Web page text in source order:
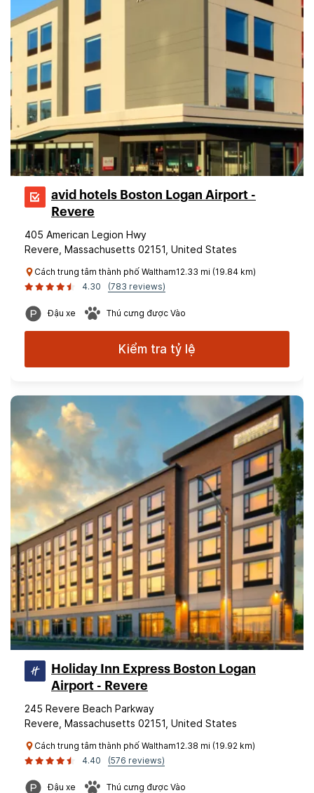
avid hotels Boston Logan Airport -
Revere
405 American Legion Hwy
Revere, Massachusetts 02151, United States
Cách trung tâm thành phố Waltham12.33 mi (19.84 km)
4.30
(783 reviews)
Đậu xe Thú cưng được Vào
Kiểm tra tỷ lệ
Holiday Inn Express Boston Logan
Airport - Revere
245 Revere Beach Parkway
Revere, Massachusetts 02151, United States
Cách trung tâm thành phố Waltham12.38 mi (19.92 km)
4.40
(576 reviews)
Đậu xe Thú cưng được Vào